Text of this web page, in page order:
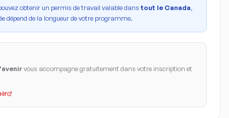
obtenir un permis de travail valable dans tout le Canada
dépend de la longueur de votre programme.
vous accompagne gratuitement dans votre inscription et